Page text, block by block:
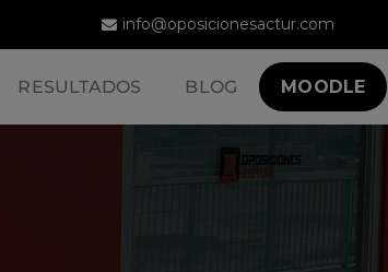
info@oposicionesactur.com
RESULTADOS BLOG MOODLE